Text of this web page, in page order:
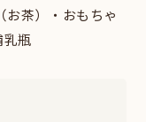
茶）・おもちゃ
瓶